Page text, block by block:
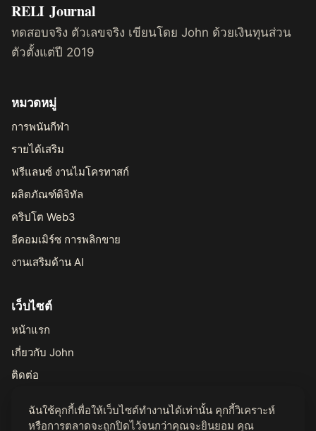
RELI Journal
ทดสอบจริง ตัวเลขจริง เขียนโดย John ด้วยเงินทุนส่วน
ตัวตั้งแต่ปี 2019
หมวดหมู่
การพนันกีฬา
รายได้เสริม
ฟรีแลนซ์ งานไมโครทาสก์
ผลิตภัณฑ์ดิจิทัล
คริปโต Web3
อีคอมเมิร์ซ การพลิกขาย
งานเสริมด้าน AI
เว็บไซต์
หน้าแรก
เกี่ยวกับ John
ติดต่อ
กฎหมาย
ฉันใช้คุกกี้เพื่อให้เว็บไซต์ทำงานได้เท่านั้น คุกกี้วิเคราะห์
หรือการตลาดจะถูกปิดไว้จนกว่าคุณจะยินยอม คุณ